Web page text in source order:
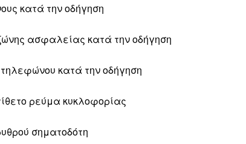
κατά την οδήγηση
ασφαλείας κατά την οδήγηση
τηλεφώνου κατά την οδήγηση
ρεύμα κυκλοφορίας
σηματοδότη